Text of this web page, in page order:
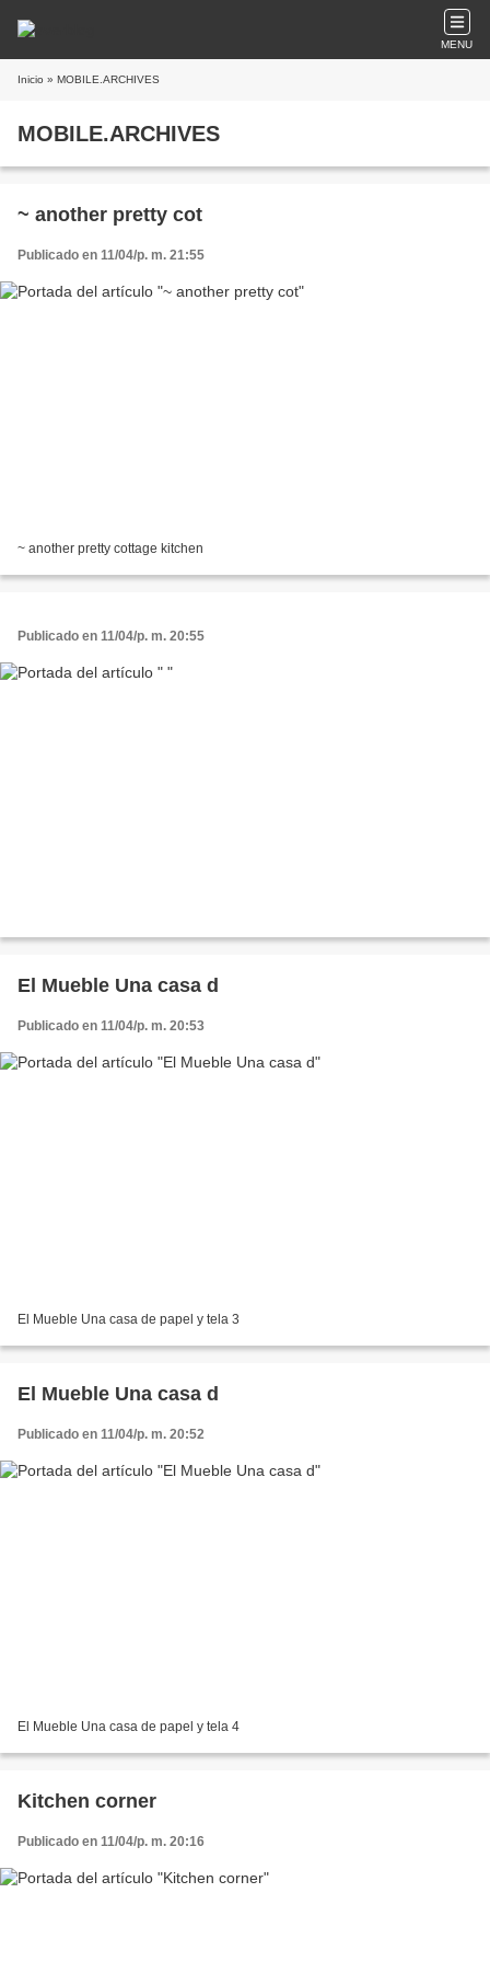
MENU
Inicio » MOBILE.ARCHIVES
MOBILE.ARCHIVES
~ another pretty cot
Publicado en 11/04/p. m. 21:55
~ another pretty cottage kitchen
Publicado en 11/04/p. m. 20:55
El Mueble Una casa d
Publicado en 11/04/p. m. 20:53
El Mueble Una casa de papel y tela 3
El Mueble Una casa d
Publicado en 11/04/p. m. 20:52
El Mueble Una casa de papel y tela 4
Kitchen corner
Publicado en 11/04/p. m. 20:16